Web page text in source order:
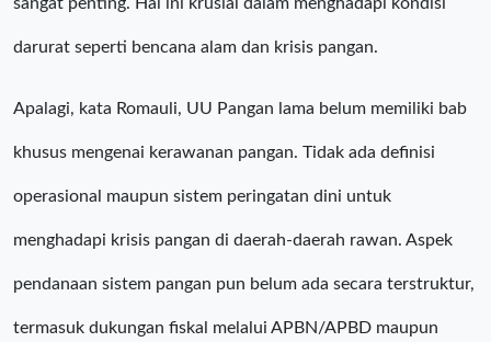
darurat seperti bencana alam dan krisis pangan.
Apalagi, kata Romauli, UU Pangan lama belum memiliki bab
khusus mengenai kerawanan pangan. Tidak ada definisi
operasional maupun sistem peringatan dini untuk
menghadapi krisis pangan di daerah-daerah rawan. Aspek
pendanaan sistem pangan pun belum ada secara terstruktur,
termasuk dukungan fiskal melalui APBN/APBD maupun